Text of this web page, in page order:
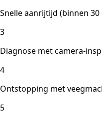
Snelle aanrijtijd (binnen
3
Diagnose met camera-
4
Ontstopping met
5